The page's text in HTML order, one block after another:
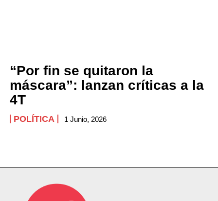
“Por fin se quitaron la
máscara”: lanzan críticas a la
4T
POLÍTICA 1 Junio, 2026